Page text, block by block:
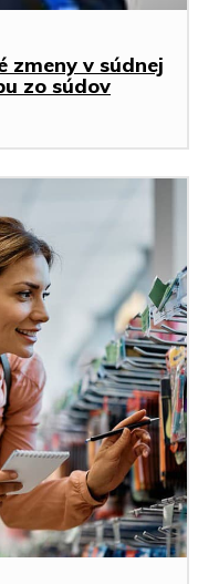
zmeny v súdnej
zo súdov